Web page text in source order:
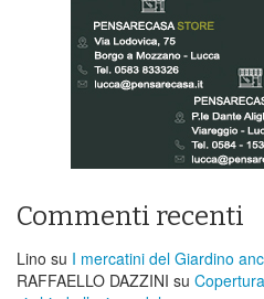
Commenti recenti
Lino su I mercatini del Giardino
RAFFAELLO DAZZINI su